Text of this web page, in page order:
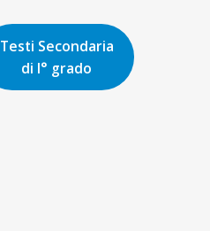
Testi Secondaria
di I° grado